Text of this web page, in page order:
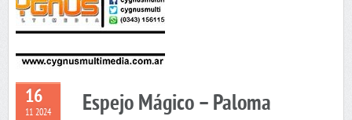
16
11 2024 Espejo Mágico – Paloma